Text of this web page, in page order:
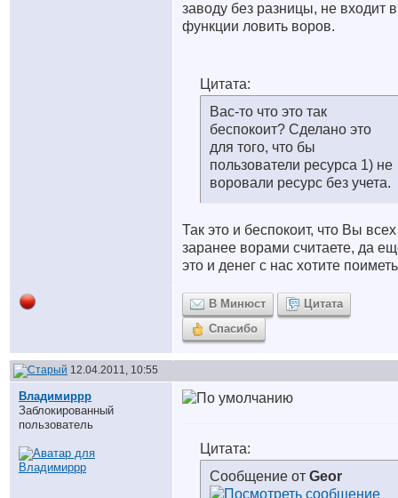
заводу без разницы, не входит
функции ловить воров.
Цитата:
Вас-то что это так
беспокоит? Сделано это
для того, что бы
пользователи ресурса 1) не
воровали ресурс без учета.
Так это и беспокоит, что Вы
заранее ворами считаете, да
это и денег с нас хотите
В Минюст
Цитата
Спасибо
12.04.2011, 10:55
Владимиррр
Заблокированный
пользователь
Цитата:
Сообщение от Geor